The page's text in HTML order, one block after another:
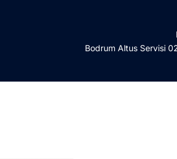
Bodrum Altus Servisi